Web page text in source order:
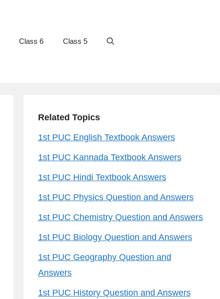
Class 6 Class 5
Related Topics
1st PUC English Textbook Answers
1st PUC Kannada Textbook Answers
1st PUC Hindi Textbook Answers
1st PUC Physics Question and Answers
1st PUC Chemistry Question and Answers
1st PUC Biology Question and Answers
1st PUC Geography Question and
Answers
1st PUC History Question and Answers